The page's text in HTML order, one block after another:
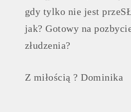
gdy tylko nie jest
jak? Gotowy na
złudzenia?
Z miłością ? Dominika